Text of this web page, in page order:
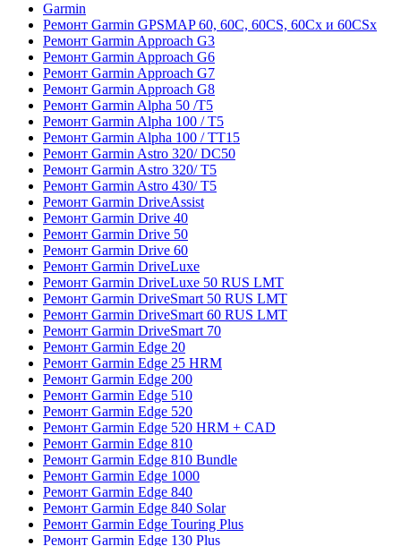
Garmin
Ремонт Garmin GPSMAP 60, 60C, 60CS, 60Cx и 60CSx
Ремонт Garmin Approach G3
Ремонт Garmin Approach G6
Ремонт Garmin Approach G7
Ремонт Garmin Approach G8
Ремонт Garmin Alpha 50 /T5
Ремонт Garmin Alpha 100 / T5
Ремонт Garmin Alpha 100 / TT15
Ремонт Garmin Astro 320/ DC50
Ремонт Garmin Astro 320/ T5
Ремонт Garmin Astro 430/ T5
Ремонт Garmin DriveAssist
Ремонт Garmin Drive 40
Ремонт Garmin Drive 50
Ремонт Garmin Drive 60
Ремонт Garmin DriveLuxe
Ремонт Garmin DriveLuxe 50 RUS LMT
Ремонт Garmin DriveSmart 50 RUS LMT
Ремонт Garmin DriveSmart 60 RUS LMT
Ремонт Garmin DriveSmart 70
Ремонт Garmin Edge 20
Ремонт Garmin Edge 25 HRM
Ремонт Garmin Edge 200
Ремонт Garmin Edge 510
Ремонт Garmin Edge 520
Ремонт Garmin Edge 520 HRM + CAD
Ремонт Garmin Edge 810
Ремонт Garmin Edge 810 Bundle
Ремонт Garmin Edge 1000
Ремонт Garmin Edge 840
Ремонт Garmin Edge 840 Solar
Ремонт Garmin Edge Touring Plus
Ремонт Garmin Edge 130 Plus